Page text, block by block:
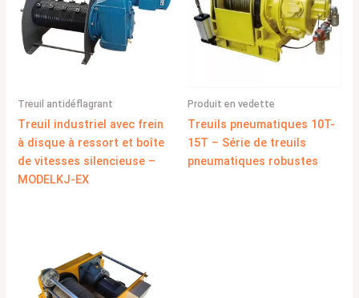
Treuil antidéflagrant
Treuil industriel avec frein
à disque à ressort et boîte
de vitesses silencieuse –
MODELKJ-EX
Produit en vedette
Treuils pneumatiques 10T-
15T – Série de treuils
pneumatiques robustes